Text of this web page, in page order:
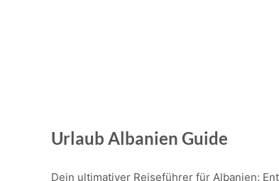
Urlaub Albanien Guide
Dein ultimativer Reiseführer für Albanien: